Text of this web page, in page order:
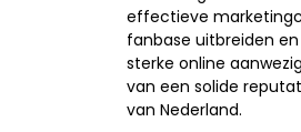
effectieve
fanbase uitbreiden
sterke online
van een solide
van Nederland.